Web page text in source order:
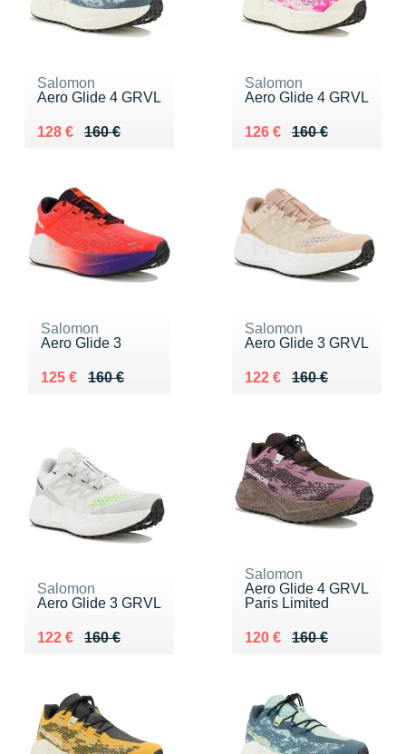
Salomon
Aero Glide 4 GRVL
160 €
Au lieu de 160 €
128 €
Vendu 128 €
Salomon
Aero Glide 4 GRVL
160 €
Au lieu de 160 €
126 €
Vendu 126 €
Salomon
Aero Glide 3
160 €
Au lieu de 160 €
125 €
Vendu 125 €
Salomon
Aero Glide 3 GRVL
160 €
Au lieu de 160 €
122 €
Vendu 122 €
Salomon
Aero Glide 3 GRVL
160 €
Au lieu de 160 €
122 €
Vendu 122 €
Salomon
Aero Glide 4 GRVL
Paris Limited
160 €
Au lieu de 160 €
120 €
Vendu 120 €